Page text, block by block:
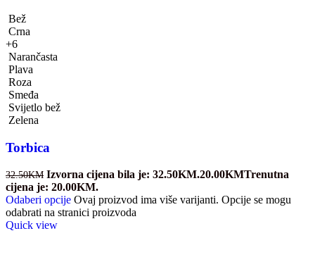
Bež
Crna
+6
Narančasta
Plava
Roza
Smeđa
Svijetlo bež
Zelena
Torbica
32.50KM Izvorna cijena bila je: 32.50KM.20.00KMTrenutna
cijena je: 20.00KM.
Odaberi opcije Ovaj proizvod ima više varijanti. Opcije se mogu
odabrati na stranici proizvoda
Quick view